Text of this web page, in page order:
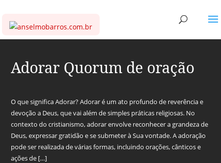
Adorar Quorum de oração
O que significa Adorar? Adorar é um ato profundo de reverência e
devoção a Deus, que vai além de simples práticas religiosas. No
contexto do cristianismo, adorar envolve reconhecer a grandeza de
Deus, expressar gratidão e se submeter à Sua vontade. A adoração
pode ser realizada de várias formas, incluindo orações, cânticos e
ações de […]